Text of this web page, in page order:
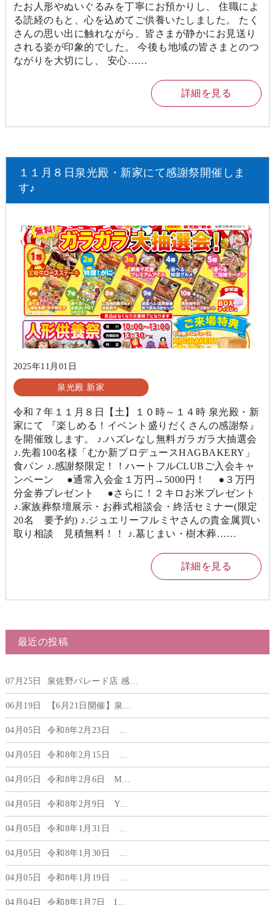
たお人形やぬいぐるみを丁寧にお預かりし、 住職によ
る読経のもと、心を込めてご供養いたしました。 たく
さんの思い出に触れながら、皆さまが静かにお見送り
される姿が印象的でした。 今後も地域の皆さまとのつ
ながりを大切にし、 安心……
詳細を見る
１１月８日泉光殿・新家にて感謝祭開催しま
す♪
2025年11月01日
泉光殿 新家
令和７年１１月８日【土】１０時～１４時 泉光殿・新
家にて 『楽しめる！イベント盛りだくさんの感謝祭』
を開催致します。 ♪.ハズレなし無料ガラガラ大抽選会
♪.先着100名様「むか新プロデュースHAGBAKERY」
食パン ♪.感謝祭限定！！ハートフルCLUBご入会キャ
ンペーン ●通常入会金１万円→5000円！ ●３万円
分金券プレゼント ●さらに！２キロお米プレゼント
♪.家族葬祭壇展示・お葬式相談会・終活セミナー(限定
20名 要予約) ♪.ジュエリーフルミヤさんの貴金属買い
取り相談 見積無料！！ ♪.墓じまい・樹木葬……
詳細を見る
最近の投稿
07月25日 泉佐野パレード店 感...
06月19日 【6月21日開催】泉...
04月05日 令和8年2月23日 ...
04月05日 令和8年2月15日 ...
04月05日 令和8年2月6日 М...
04月05日 令和8年2月9日 Y...
04月05日 令和8年1月31日 ...
04月05日 令和8年1月30日 ...
04月05日 令和8年1月19日 ...
04月04日 令和8年1月7日 I...